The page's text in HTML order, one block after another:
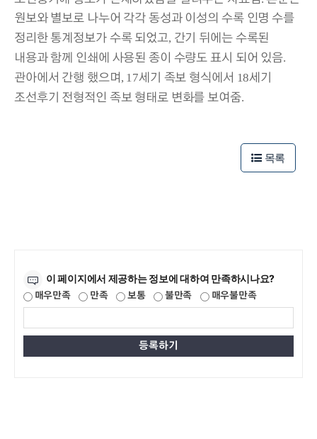
원보와 별보로 나누어 각각 동성과 이성의 수록 인명 수를
정리한 통계정보가 수록 되었고, 간기 뒤에는 수록된
내용과 함께 인쇄에 사용된 종이 수량도 표시 되어 있음.
관아에서 간행 했으며 , 17세기 족보 형식에서 18세기
조선후기 전형적인 족보 형태로 변화를 보여줌.
목록
이 페이지에서 제공하는 정보에 대하여 만족하시나요?
매우만족 만족 보통 불만족 매우불만족